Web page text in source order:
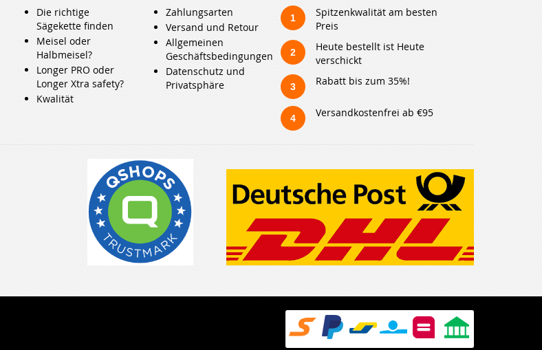
Die richtige
Sägekette finden
Meisel oder
Halbmeisel?
Longer PRO oder
Longer Xtra safety?
Kwalität
Zahlungsarten
Versand und Retour
Allgemeinen
Geschäftsbedingungen
Datenschutz und
Privatsphäre
1
Spitzenkwalität am besten
Preis
2
Heute bestellt ist Heute
verschickt
3 Rabatt bis zum 35%!
4 Versandkostenfrei ab €95